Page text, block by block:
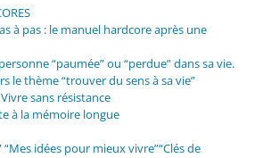
à pas : le manuel hardcore après une
“paumée” ou “perdue” dans sa vie.
le thème “trouver du sens à sa vie”
sans résistance
à la mémoire longue
idées pour mieux vivre”“Clés de